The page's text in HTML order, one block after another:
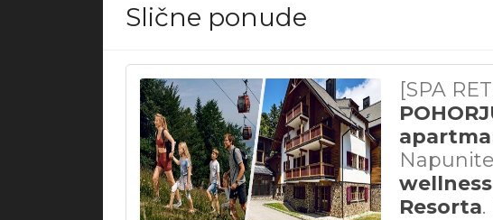
Slične ponude
[SPA
Resorta